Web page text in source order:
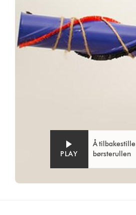
PLAY
Å tilbakestille
børsterullen